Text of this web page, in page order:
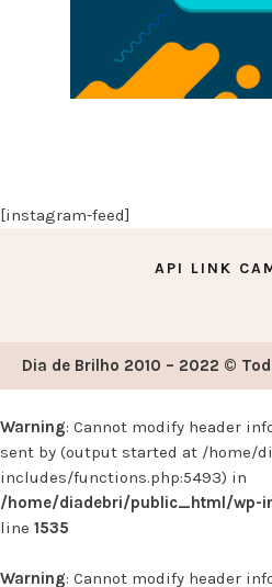
[instagram-feed]
API LINK
Dia de Brilho 2010 – 2022 ©
Warning: Cannot modify header
sent by (output started at /
includes/functions.php:5493) in
/home/diadebri/public_html/wp-
line 1535
Warning: Cannot modify header